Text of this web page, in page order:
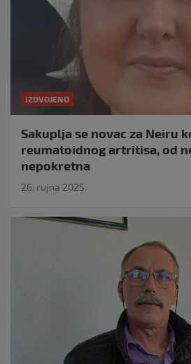
IZDVOJENO
Sakuplja se novac za Neiru
reumatoidnog artritisa, od
nepokretna
26. rujna 2025.